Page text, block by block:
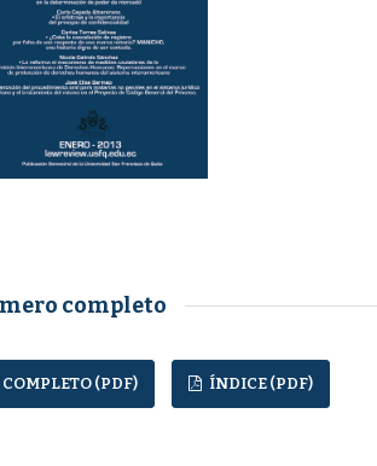
completo
COMPLETO (PDF) ÍNDICE (PDF)